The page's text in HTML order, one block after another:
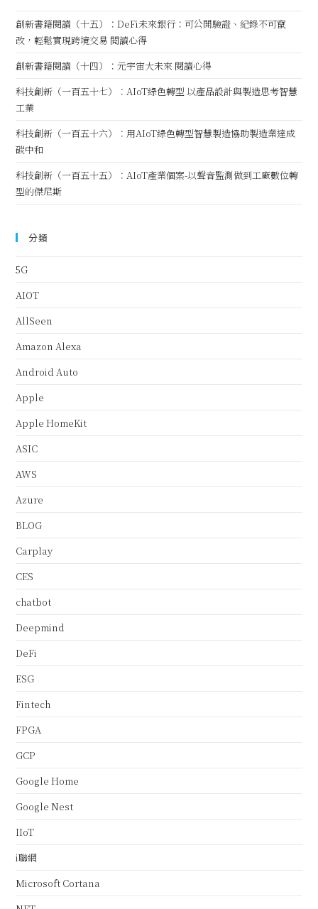
創新書籍閱讀（十五）：DeFi未來銀行：可公開驗證、紀錄不可竄
改，輕鬆實現跨境交易 閱讀心得
創新書籍閱讀（十四）：元宇宙大未來 閱讀心得
科技創新（一百五十七）：AIoT綠色轉型 以產品設計與製造思考智慧
工業
科技創新（一百五十六）：用AIoT綠色轉型智慧製造協助製造業達成
碳中和
科技創新（一百五十五）：AIoT產業個案-以聲音監測做到工廠數位轉
型的傑尼斯
分類
5G
AIOT
AllSeen
Amazon Alexa
Android Auto
Apple
Apple HomeKit
ASIC
AWS
Azure
BLOG
Carplay
CES
chatbot
Deepmind
DeFi
ESG
Fintech
FPGA
GCP
Google Home
Google Nest
IIoT
i聯網
Microsoft Cortana